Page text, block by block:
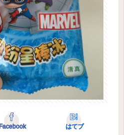
Facebook はてブ